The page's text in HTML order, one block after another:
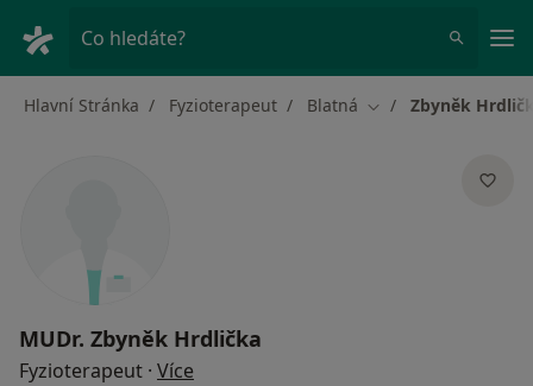
Co hledáte?
Hlavní Stránka Fyzioterapeut Blatná Změna města
Zbyněk
MUDr. Zbyněk Hrdlička
Fyzioterapeut · Více